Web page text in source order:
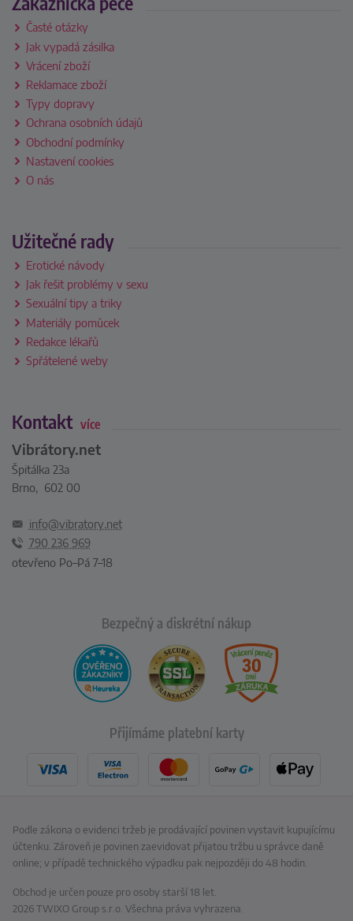
Časté otázky
Jak vypadá zásilka
Vrácení zboží
Reklamace zboží
Typy dopravy
Ochrana osobních údajů
Obchodní podmínky
Nastavení cookies
O nás
Užitečné rady
Erotické návody
Jak řešit problémy v sexu
Sexuální tipy a triky
Materiály pomůcek
Redakce lékařů
Spřátelené weby
Kontakt více
Vibrátory.net
Špitálka 23a
Brno, 602 00
info@vibratory.net
790 236 969
otevřeno Po–Pá 7–18
Bezpečný a diskrétní nákup
Přijímáme platební karty
Obchod je určen pouze pro osoby starší 18 let.
2026 TWIXO Group s.r.o. Všechna práva vyhrazena.
Podle zákona o evidenci tržeb je prodávající povinen vystavit kupujícímu
účtenku. Zároveň je povinen zaevidovat přijatou tržbu u správce daně
online; v případě technického výpadku pak nejpozději do 48 hodin.